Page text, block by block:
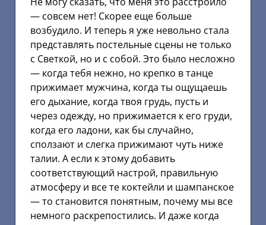
— совсем нет! Скорее еще больше
возбудило. И теперь я уже невольно стала
представлять постельные сцены не только
с Светкой, но и с собой. Это было несложно
— когда тебя нежно, но крепко в танце
прижимает мужчина, когда ты ощущаешь
его дыхание, когда твоя грудь, пусть и
через одежду, но прижимается к его груди,
когда его ладони, как бы случайно,
сползают и слегка прижимают чуть ниже
талии. А если к этому добавить
соответствующий настрой, правильную
атмосферу и все те коктейли и шампанское
— то становится понятным, почему мы все
немного раскрепостились. И даже когда